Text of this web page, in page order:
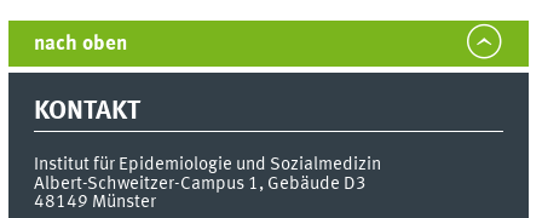
nach oben
KONTAKT
Institut für Epidemiologie und Sozialmedizin
Albert-Schweitzer-Campus 1, Gebäude D3
48149 Münster